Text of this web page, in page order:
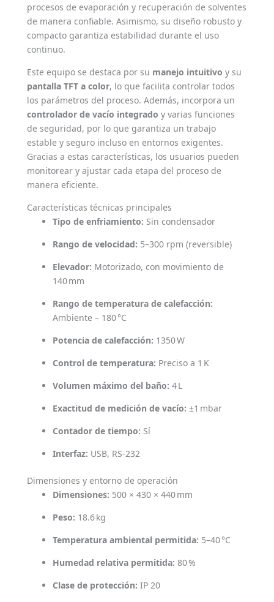
procesos de evaporación y recuperación de solventes
de manera confiable. Asimismo, su diseño robusto y
compacto garantiza estabilidad durante el uso
continuo.
Este equipo se destaca por su manejo intuitivo y su
pantalla TFT a color, lo que facilita controlar todos
los parámetros del proceso. Además, incorpora un
controlador de vacío integrado y varias funciones
de seguridad, por lo que garantiza un trabajo
estable y seguro incluso en entornos exigentes.
Gracias a estas características, los usuarios pueden
monitorear y ajustar cada etapa del proceso de
manera eficiente.
Características técnicas principales
Tipo de enfriamiento: Sin condensador
Rango de velocidad: 5–300 rpm (reversible)
Elevador: Motorizado, con movimiento de
140 mm
Rango de temperatura de calefacción:
Ambiente – 180 °C
Potencia de calefacción: 1350 W
Control de temperatura: Preciso a 1 K
Volumen máximo del baño: 4 L
Exactitud de medición de vacío: ±1 mbar
Contador de tiempo: Sí
Interfaz: USB, RS-232
Dimensiones y entorno de operación
Dimensiones: 500 × 430 × 440 mm
Peso: 18.6 kg
Temperatura ambiental permitida: 5–40 °C
Humedad relativa permitida: 80 %
Clase de protección: IP 20